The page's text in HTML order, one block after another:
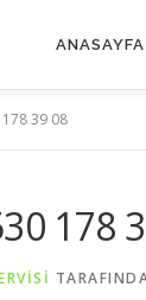
ANASAYFA
39 08
178